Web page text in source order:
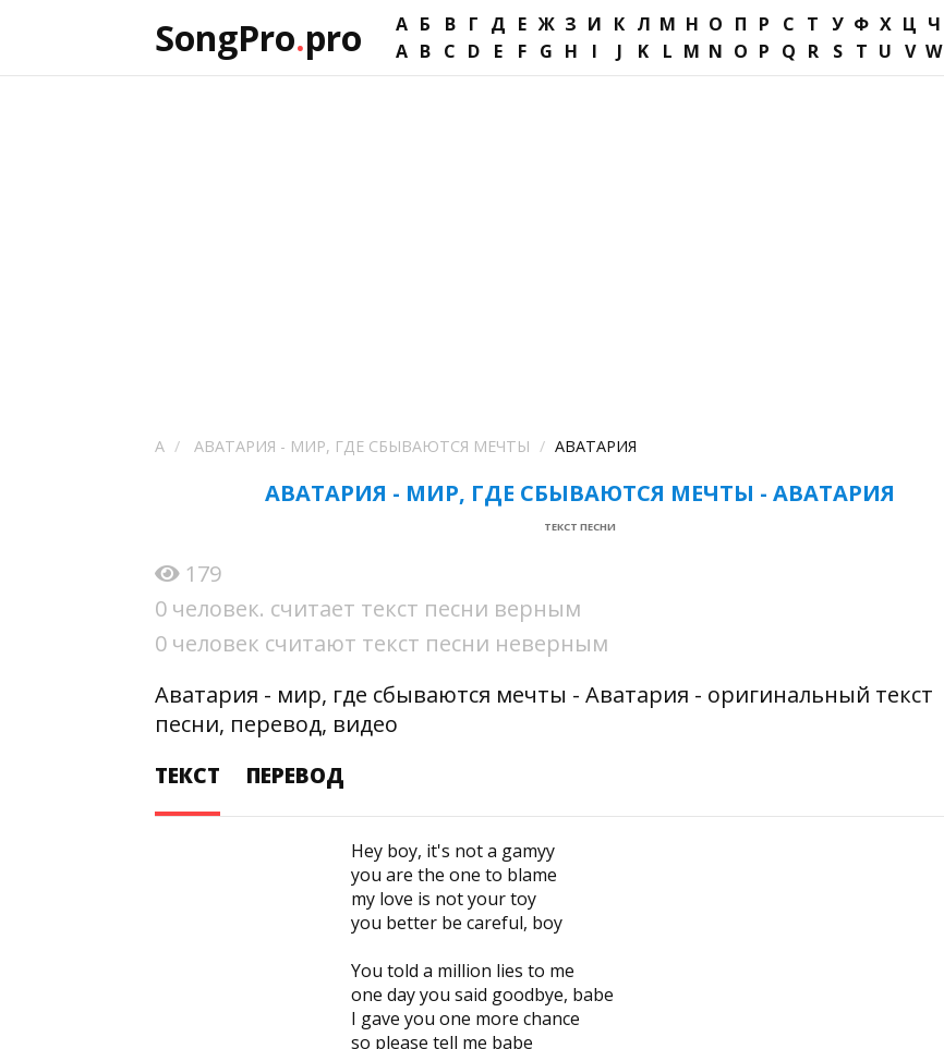
SongPro.pro А Б В Г Д Е Ж З И К Л М Н О П Р С Т У Ф Х Ц Ч
A B C D E F G H I J K L M N O P Q R S T U V W
А АВАТАРИЯ - МИР, ГДЕ СБЫВАЮТСЯ МЕЧТЫ АВАТАРИЯ
АВАТАРИЯ - МИР, ГДЕ СБЫВАЮТСЯ МЕЧТЫ - АВАТАРИЯ
ТЕКСТ ПЕСНИ
179
0 человек. считает текст песни верным
0 человек считают текст песни неверным
Аватария - мир, где сбываются мечты - Аватария - оригинальный текст
песни, перевод, видео
ТЕКСТ
ПЕРЕВОД
Hey boy, it's not a gamуу
you are the one to blame
my love is not your toy
you better be careful, boy
You told a million lies to me
one day you said goodbye, babe
I gave you one more chance
so please tell me babe